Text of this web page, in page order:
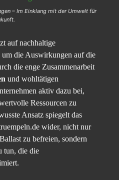
– Im Einklang mit der Umwelt für
auf nachhaltige
um die Auswirkungen auf die
die enge Zusammenarbeit
und wohltätigen
aktiv dazu bei,
Ressourcen zu
Ansatz spiegelt das
wider, nicht nur
zu befreien, sondern
tun, die die